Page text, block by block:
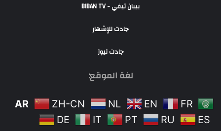
بيبان تيفي - BIBAN TV
جادت للإشهار
جادت نيوز
لغة الموقع:
AR ZH-CN NL EN
FR
DE
IT PT RU ES